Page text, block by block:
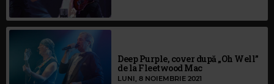
Deep Purple, cover după „Oh Well”
de la Fleetwood Mac
LUNI, 8 NOIEMBRIE 2021